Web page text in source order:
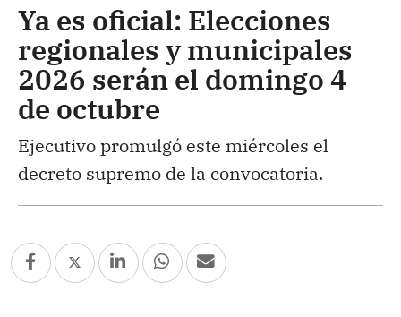
Ya es oficial: Elecciones
regionales y municipales
2026 serán el domingo 4
de octubre
Ejecutivo promulgó este miércoles el
decreto supremo de la convocatoria.